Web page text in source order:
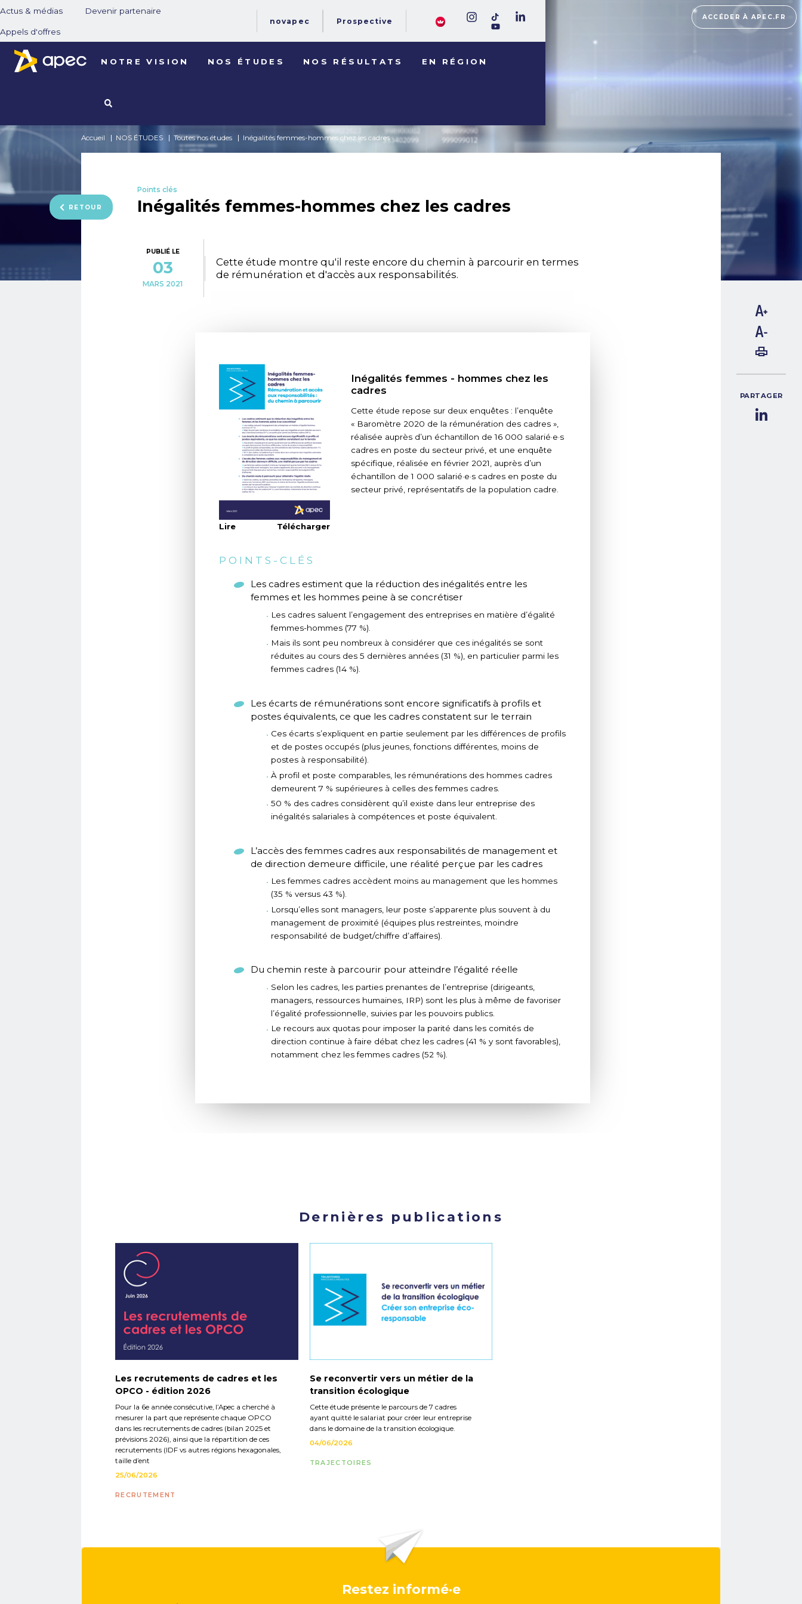
Actus & médias Devenir partenaire
Appels d'offres
novapec Prospective
NOTRE VISION NOS ÉTUDES NOS RÉSULTATS EN RÉGION
ACCÉDER À APEC.FR
Accueil NOS ÉTUDES Toutes nos études Inégalités femmes-hommes chez les cadres
RETOUR
Points clés
Inégalités femmes-hommes chez les cadres
PUBLIÉ LE
03
MARS 2021
PARTAGER
Cette étude montre qu'il reste encore du chemin à parcourir en termes
de rémunération et d'accès aux responsabilités.
Lire Télécharger
Inégalités femmes - hommes chez les
cadres
Cette étude repose sur deux enquêtes : l’enquête
« Baromètre 2020 de la rémunération des cadres »,
réalisée auprès d’un échantillon de 16 000 salarié·e·s
cadres en poste du secteur privé, et une enquête
spécifique, réalisée en février 2021, auprès d’un
échantillon de 1 000 salarié·e·s cadres en poste du
secteur privé, représentatifs de la population cadre.
POINTS-CLÉS
Les cadres estiment que la réduction des inégalités entre les
femmes et les hommes peine à se concrétiser
Les cadres saluent l’engagement des entreprises en matière d’égalité
femmes-hommes (77 %).
Mais ils sont peu nombreux à considérer que ces inégalités se sont
réduites au cours des 5 dernières années (31 %), en particulier parmi les
femmes cadres (14 %).
Les écarts de rémunérations sont encore significatifs à profils et
postes équivalents, ce que les cadres constatent sur le terrain
Ces écarts s’expliquent en partie seulement par les différences de profils
et de postes occupés (plus jeunes, fonctions différentes, moins de
postes à responsabilité).
À profil et poste comparables, les rémunérations des hommes cadres
demeurent 7 % supérieures à celles des femmes cadres.
50 % des cadres considèrent qu’il existe dans leur entreprise des
inégalités salariales à compétences et poste équivalent.
L’accès des femmes cadres aux responsabilités de management et
de direction demeure difficile, une réalité perçue par les cadres
Les femmes cadres accèdent moins au management que les hommes
(35 % versus 43 %).
Lorsqu’elles sont managers, leur poste s’apparente plus souvent à du
management de proximité (équipes plus restreintes, moindre
responsabilité de budget/chiffre d’affaires).
Du chemin reste à parcourir pour atteindre l’égalité réelle
Selon les cadres, les parties prenantes de l’entreprise (dirigeants,
managers, ressources humaines, IRP) sont les plus à même de favoriser
l’égalité professionnelle, suivies par les pouvoirs publics.
Le recours aux quotas pour imposer la parité dans les comités de
direction continue à faire débat chez les cadres (41 % y sont favorables),
notamment chez les femmes cadres (52 %).
Dernières publications
Les recrutements de cadres et les
OPCO - édition 2026
Pour la 6e année consécutive, l’Apec a cherché à
mesurer la part que représente chaque OPCO
dans les recrutements de cadres (bilan 2025 et
prévisions 2026), ainsi que la répartition de ces
recrutements (IDF vs autres régions hexagonales,
taille d’ent
25/06/2026
RECRUTEMENT
Se reconvertir vers un métier de la
transition écologique
Cette étude présente le parcours de 7 cadres
ayant quitté le salariat pour créer leur entreprise
dans le domaine de la transition écologique.
04/06/2026
TRAJECTOIRES
Restez informé·e